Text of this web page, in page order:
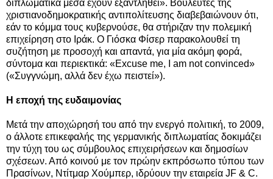
διπλωματικά μέσα έχουν εξαντληθεί». Βουλευτές της
χριστιανοδημοκρατικής αντιπολίτευσης διαβεβαιώνουν ότι,
εάν το κόμμα τους κυβερνούσε, θα στήριζαν την πολεμική
επιχείρηση στο Ιράκ. Ο Γιόσκα Φίσερ παρακολουθεί τη
συζήτηση με προσοχή και απαντά, για μία ακόμη φορά,
σύντομα και περιεκτικά: «Excuse me, I am not convinced»
(«Συγγνώμη, αλλά δεν έχω πειστεί»).
Η εποχή της ευδαιμονίας
Μετά την αποχώρησή του από την ενεργό πολιτική, το 2009,
ο άλλοτε επικεφαλής της γερμανικής διπλωματίας δοκιμάζει
την τύχη του ως σύμβουλος επιχειρήσεων και δημοσίων
σχέσεων. Από κοινού με τον πρώην εκπρόσωπο τύπου των
Πρασίνων, Ντίτμαρ Χούμπερ, ιδρύουν την εταιρεία JF & C.